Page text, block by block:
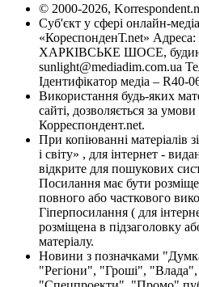
© 2000-2026,
Суб'єкт у сфері онлайн-
«КореспонденТ.net» Адреса:
ХАРКІВСЬКЕ ШОСЕ,
sunlight@mediadim.com.ua
Ідентифікатор медіа – R40-
Використання будь-яких
сайті, дозволяється за
Корреспондент.net.
При копіюванні матеріалів
і світу» , для інтернет -
відкрите для пошукових
Посилання має бути
повного або часткового
Гіперпосилання ( для
розміщена в підзаголовку
матеріалу.
Новини з позначками
"Регіони", "Гроші",